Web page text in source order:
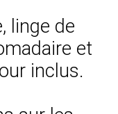
linge de
et
inclus.